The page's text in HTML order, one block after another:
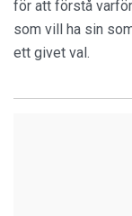
för att förstå
som vill ha sin
ett givet val.